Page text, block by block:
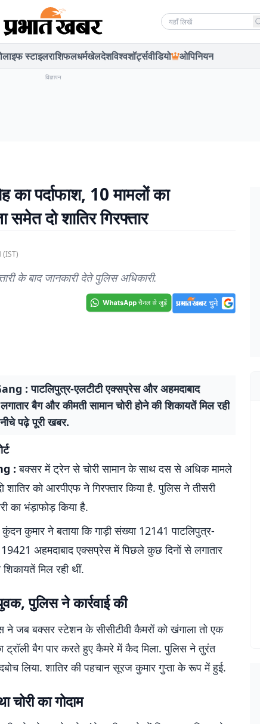
Search news
लाइफ स्टाइलराशिफलधर्मखेलदेशविश्वशॉर्ट्सवीडियो ओपिनियन
विज्ञापन
का पर्दाफाश, 10 मामलों का
समेत दो शातिर गिरफ्तार
(IST)
के बाद जानकारी देते पुलिस अधिकारी.
: पाटलिपुत्र-एलटीटी एक्सप्रेस और अहमदाबाद
बैग और कीमती सामान चोरी होने की शिकायतें मिल रही
पढ़े पूरी खबर.
:बक्सर में ट्रेन से चोरी सामान के साथ दस से अधिक मामले
शातिर को आरपीएफ ने गिरफ्तार किया है. पुलिस ने तीसरी
का भंड़ाफोड़ किया है.
कुंदन कुमार ने बताया कि गाड़ी संख्या 12141 पाटलिपुत्र-
अहमदाबाद एक्सप्रेस में पिछले कुछ दिनों से लगातार
मिल रही थीं.
पुलिस ने कार्रवाई की
जब बक्सर स्टेशन के सीसीटीवी कैमरों को खंगाला तो एक
ट्रॉली बैग पार करते हुए कैमरे में कैद मिला. पुलिस ने तुरंत
लिया. शातिर की पहचान सूरज कुमार गुप्ता के रूप में हुई.
का गोदाम